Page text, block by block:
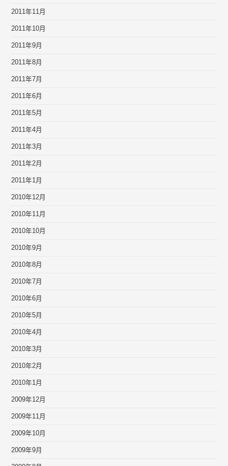
2011年11月
2011年10月
2011年9月
2011年8月
2011年7月
2011年6月
2011年5月
2011年4月
2011年3月
2011年2月
2011年1月
2010年12月
2010年11月
2010年10月
2010年9月
2010年8月
2010年7月
2010年6月
2010年5月
2010年4月
2010年3月
2010年2月
2010年1月
2009年12月
2009年11月
2009年10月
2009年9月